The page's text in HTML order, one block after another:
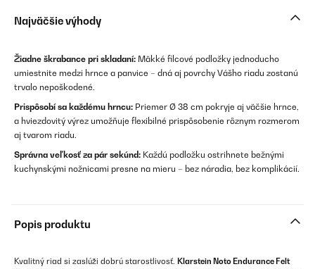
Najväčšie výhody
Žiadne škrabance pri skladaní: Mäkké filcové podložky jednoducho
umiestnite medzi hrnce a panvice – dná aj povrchy Vášho riadu zostanú
trvalo nepoškodené.
Prispôsobí sa každému hrncu: Priemer Ø 38 cm pokryje aj väčšie hrnce,
a hviezdovitý výrez umožňuje flexibilné prispôsobenie rôznym rozmerom
aj tvarom riadu.
Správna veľkosť za pár sekúnd: Každú podložku ostrihnete bežnými
kuchynskými nožnicami presne na mieru – bez náradia, bez komplikácií.
Popis produktu
Kvalitný riad si zaslúži dobrú starostlivosť. Klarstein Noto Endurance Felt